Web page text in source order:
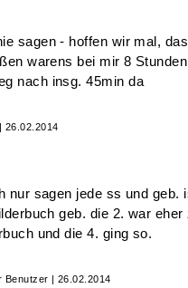
sagen - hoffen wir mal,
warens bei mir 8
nach insg. 45min da
26.02.2014
nur sagen jede ss und geb.
geb. die 2. war
und die 4. ging so.
Benutzer | 26.02.2014